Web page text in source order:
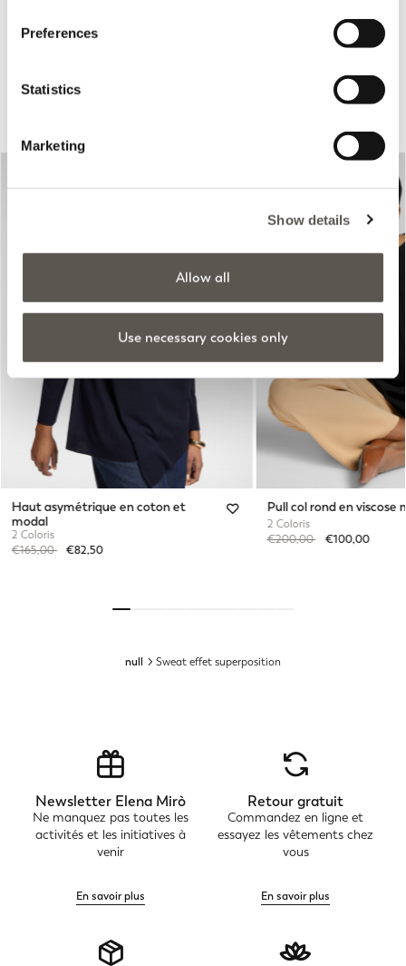
Preferences
Statistics
Marketing
Show details
Allow all
Use necessary cookies only
Suggestions pour vous
Haut asymétrique en coton et
modal
2 Coloris
Price reduced from
€165,00to€82,50
Pull col rond en viscose
2 Coloris
Price reduced from
€200,00to€100,00
null Sweat effet superposition
Newsletter Elena Mirò
Ne manquez pas toutes les
activités et les initiatives à
venir
En savoir plus
Retour gratuit
Commandez en ligne et
essayez les vêtements chez
vous
En savoir plus